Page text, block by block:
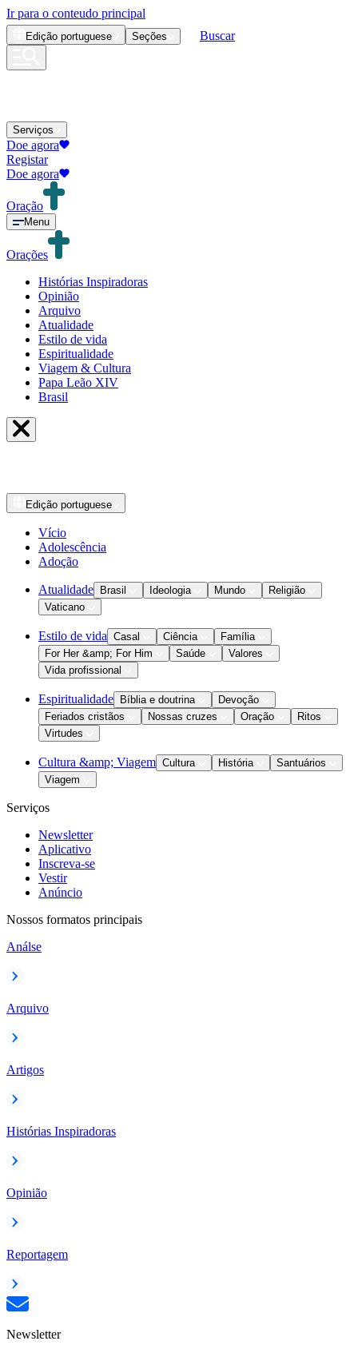
Ir para o conteudo principal
Edição portuguese Seções Buscar
Serviços
Doe agora
Registar
Doe agora
Oração
Menu
Orações
Histórias Inspiradoras
Opinião
Arquivo
Atualidade
Estilo de vida
Espiritualidade
Viagem & Cultura
Papa Leão XIV
Brasil
Edição portuguese
Vício
Adolescência
Adoção
Atualidade Brasil Ideologia Mundo
Religião
Vaticano
Estilo de vida Casal Ciência
Família
For Her &amp; For Him
Saúde
Valores
Vida profissional
Espiritualidade Bíblia e doutrina
Devoção
Feriados cristãos
Nossas cruzes Oração
Ritos
Virtudes
Cultura &amp; Viagem Cultura História
Santuários
Viagem
Serviços
Newsletter
Aplicativo
Inscreva-se
Vestir
Anúncio
Nossos formatos principais
Análse
Arquivo
Artigos
Histórias Inspiradoras
Opinião
Reportagem
Newsletter